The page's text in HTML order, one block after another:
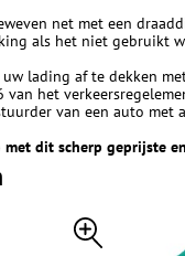
net met een
als het niet
lading af te dekken
van het
van een auto met
dit scherp geprijste